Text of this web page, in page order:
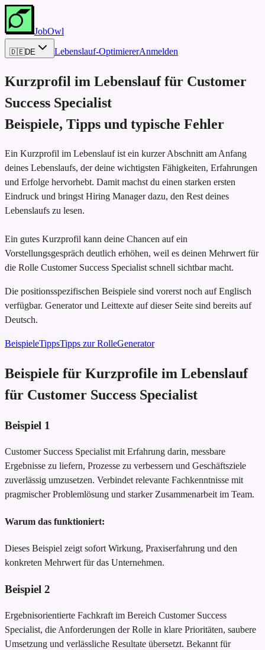
JobOwl
🇩🇪DE Lebenslauf-OptimiererAnmelden
Kurzprofil im Lebenslauf für Customer
Success Specialist
Beispiele, Tipps und typische Fehler
Ein Kurzprofil im Lebenslauf ist ein kurzer Abschnitt am Anfang
deines Lebenslaufs, der deine wichtigsten Fähigkeiten, Erfahrungen
und Erfolge hervorhebt. Damit machst du einen starken ersten
Eindruck und bringst Hiring Manager dazu, den Rest deines
Lebenslaufs zu lesen.
Ein gutes Kurzprofil kann deine Chancen auf ein
Vorstellungsgespräch deutlich erhöhen, weil es deinen Mehrwert für
die Rolle Customer Success Specialist schnell sichtbar macht.
Die positionsspezifischen Beispiele sind vorerst noch auf Englisch
verfügbar. Generator und Leittexte auf dieser Seite sind bereits auf
Deutsch.
BeispieleTippsTipps zur RolleGenerator
Beispiele für Kurzprofile im Lebenslauf
für Customer Success Specialist
Beispiel 1
Customer Success Specialist mit Erfahrung darin, messbare
Ergebnisse zu liefern, Prozesse zu verbessern und Geschäftsziele
zuverlässig umzusetzen. Verbindet relevante Fachkenntnisse mit
pragmischer Problemlösung und starker Zusammenarbeit im Team.
Warum das funktioniert:
Dieses Beispiel zeigt sofort Wirkung, Praxiserfahrung und den
konkreten Mehrwert für das Unternehmen.
Beispiel 2
Ergebnisorientierte Fachkraft im Bereich Customer Success
Specialist, die Anforderungen der Rolle in klare Prioritäten, saubere
Umsetzung und verlässliche Resultate übersetzt. Bekannt für